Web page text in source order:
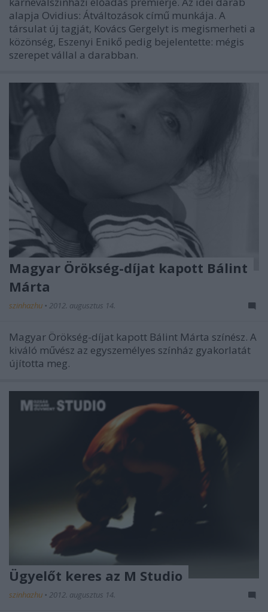
alapja Ovidius: Átváltozások című munkája. A
társulat új tagját, Kovács Gergelyt is megismerheti a
közönség, Eszenyi Enikő pedig bejelentette: mégis
szerepet vállal a darabban.
Magyar Örökség-díjat kapott Bálint
Márta
szinhazhu • 2012. augusztus 14.
Magyar Örökség-díjat kapott Bálint Márta színész. A
kiváló művész az egyszemélyes színház gyakorlatát
újította meg.
Ügyelőt keres az M Studio
szinhazhu • 2012. augusztus 14.